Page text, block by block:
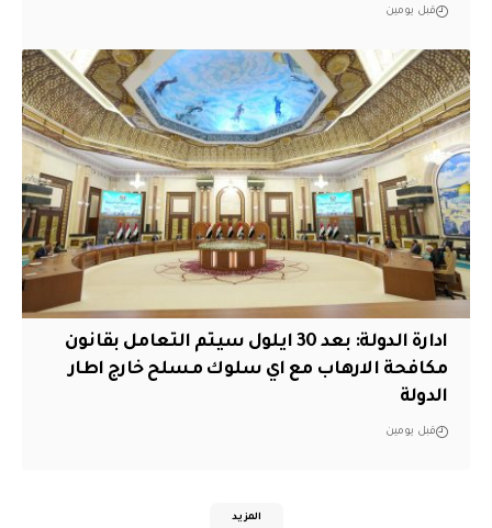
قبل يومين
ادارة الدولة: بعد 30 ايلول سيتم التعامل بقانون
مكافحة الارهاب مع اي سلوك مسلح خارج اطار
الدولة
قبل يومين
المزيد